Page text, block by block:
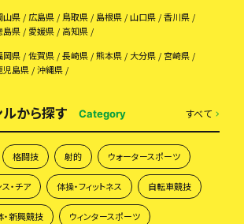
山県 広島県 鳥取県 島根県 山口県
香川県
島県
愛媛県
高知県
岡県 佐賀県 長崎県 熊本県 大分県
宮崎県
児島県
沖縄県
から探す Category すべて
格闘技 射的 ウォータースポーツ
・チア 体操・フィットネス 自転車競技
・新興競技 ウィンタースポーツ